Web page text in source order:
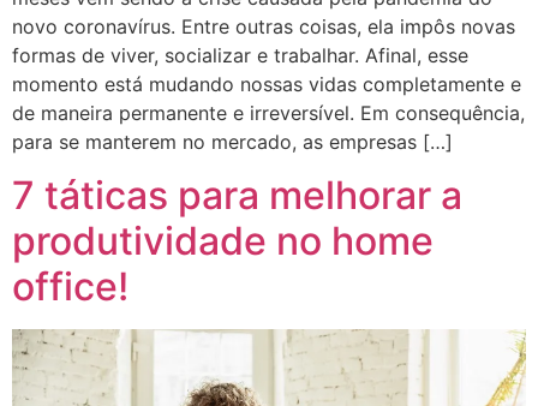
novo coronavírus. Entre outras coisas, ela impôs novas
formas de viver, socializar e trabalhar. Afinal, esse
momento está mudando nossas vidas completamente e
de maneira permanente e irreversível. Em consequência,
para se manterem no mercado, as empresas […]
7 táticas para melhorar a
produtividade no home
office!